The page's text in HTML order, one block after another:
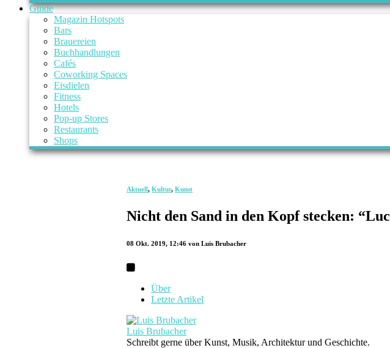
Guide
Magazin Hotspots
Bars
Brauereien
Buchhandlungen
Cafés
Coworking Spaces
Eisdielen
Fitness
Hotels
Pop-up Stores
Restaurants
Shops
Aktuell,Kultur,Kunst
Nicht den Sand in den Kopf stecken:
08 Okt. 2019, 12:46 von Luis Brubacher
Über
Letzte Artikel
Luis Brubacher
Schreibt gerne über Kunst, Musik, Architektur und Geschichte.